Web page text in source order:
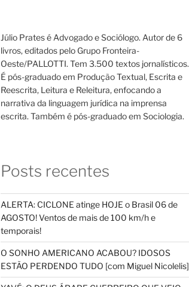
Júlio Prates é Advogado e Sociólogo. Autor de 6
livros, editados pelo Grupo Fronteira-
Oeste/PALLOTTI. Tem 3.500 textos jornalísticos.
É pós-graduado em Produção Textual, Escrita e
Reescrita, Leitura e Releitura, enfocando a
narrativa da linguagem jurídica na imprensa
escrita. Também é pós-graduado em Sociologia.
Posts recentes
ALERTA: CICLONE atinge HOJE o Brasil 06 de
AGOSTO! Ventos de mais de 100 km/h e
temporais!
O SONHO AMERICANO ACABOU? IDOSOS
ESTÃO PERDENDO TUDO [com Miguel Nicolelis]